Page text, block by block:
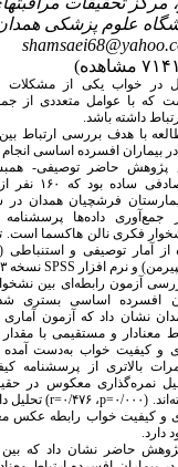
علوم پزشکی
خواب یکی از مشکلات
که با عوامل متعددی از
داشته باشد.
با هدف بررسی ارتباط بین
بیماران افسرده اساسی انجام
حاضر توصیفی-
نمونه‌گیری تصادفی
جمع‌آوری داده‌ها پرسشنامه
فکری نالن هاکسما است.
از آمار توصیفی و استنباطی
و نرم افزار SPSSنسخه ۲۳ انجام شد.
آزمون رابطه‌ای بین نشخوار
افسرده اساسی بستری شده
نشان داد که آزمون آماری
و کیفیت خواب به‌دست آمده
بالاتری از پرسشنامه
نمره‌گذاری معکوس در
(p=۰/۰۰۰، ۰/۴۷۶ =
r) تحلیل
کیفیت خواب رابطه عکس
حاضر نشان داد که بین